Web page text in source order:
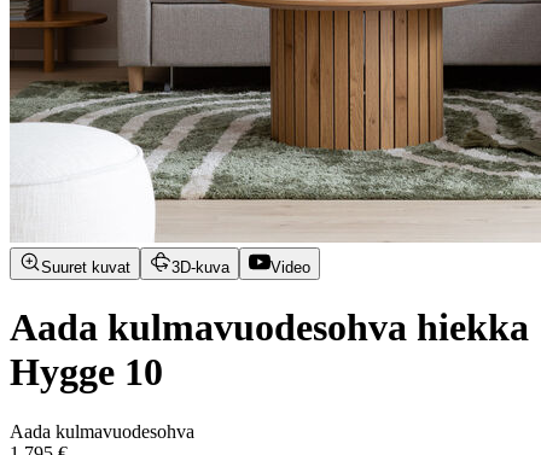
Suuret kuvat 3D-kuva Video
Aada kulmavuodesohva hiekka
Hygge 10
Aada kulmavuodesohva